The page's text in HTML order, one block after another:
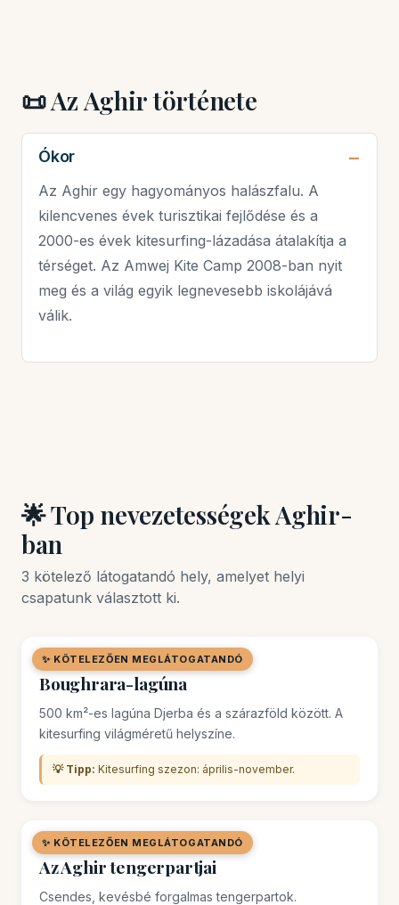
📜 Az Aghir története
Ókor
Az Aghir egy hagyományos halászfalu. A
kilencvenes évek turisztikai fejlődése és a
2000-es évek kitesurfing-lázadása átalakítja a
térséget. Az Amwej Kite Camp 2008-ban nyit
meg és a világ egyik legnevesebb iskolájává
válik.
🌟 Top nevezetességek Aghir-
ban
3 kötelező látogatandó hely, amelyet helyi
csapatunk választott ki.
✨ KÖTELEZŐEN MEGLÁTOGATANDÓ
🌿 TERMÉSZETI HELY
Boughrara-lagúna
500 km²-es lagúna Djerba és a szárazföld között. A
kitesurfing világméretű helyszíne.
💡 Tipp: Kitesurfing szezon: április-november.
✨ KÖTELEZŐEN MEGLÁTOGATANDÓ
🏖️ TENGERPART
Az Aghir tengerpartjai
Csendes, kevésbé forgalmas tengerpartok.